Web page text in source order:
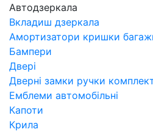
Автодзеркала
Вкладиш дзеркала
Амортизатори кришки
Бампери
Двері
Дверні замки ручки
Емблеми автомобільні
Капоти
Крила